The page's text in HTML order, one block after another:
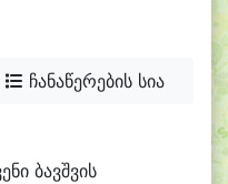
ჩანაწერების სია
ბავშვის